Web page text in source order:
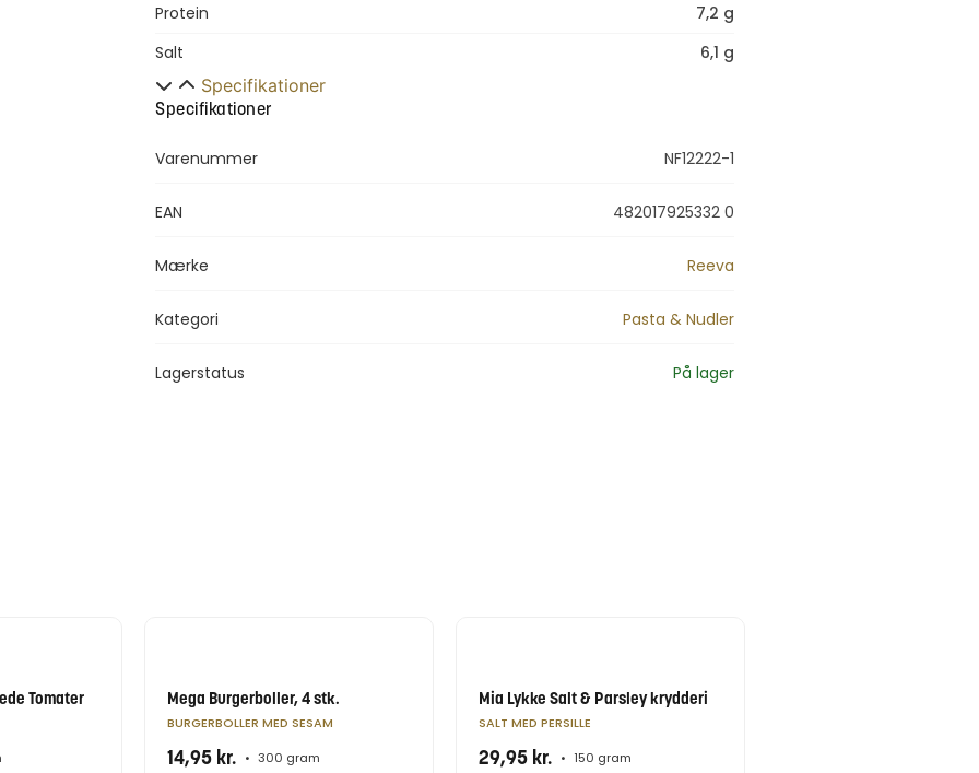
Protein
7,2 g
Salt
6,1 g
Specifikationer
Specifikationer
Varenummer NF12222-1
EAN 482017925332 0
Mærke Reeva
Kategori Pasta & Nudler
Lagerstatus På lager
Tomater Mega Burgerboller, 4 stk.
BURGERBOLLER MED SESAM
14,95 kr. • 300 gram
Mia Lykke Salt & Parsley krydderi
SALT MED PERSILLE
29,95 kr. • 150 gram